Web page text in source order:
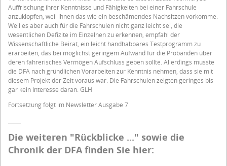
Auffrischung ihrer Kenntnisse und Fähigkeiten bei einer Fahrschule
anzuklopfen, weil ihnen das wie ein beschämendes Nachsitzen vorkomme.
Weil es aber auch für die Fahrschulen nicht ganz leicht sei, die
wesentlichen Defizite im Einzelnen zu erkennen, empfahl der
Wissenschaftliche Beirat, ein leicht handhabbares Testprogramm zu
erarbeiten, das bei möglichst geringem Aufwand für die Probanden über
deren fahrerisches Vermögen Aufschluss geben sollte. Allerdings musste
die DFA nach gründlichen Vorarbeiten zur Kenntnis nehmen, dass sie mit
diesem Projekt der Zeit voraus war. Die Fahrschulen zeigten geringes bis
gar kein Interesse daran. GLH
Fortsetzung folgt im Newsletter Ausgabe 7
Die weiteren "Rückblicke ..." sowie die
Chronik der DFA finden Sie hier: